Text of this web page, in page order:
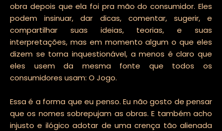
obra depois que ela foi pra mão do consumidor. Eles
podem insinuar, dar dicas, comentar, sugerir, e
compartilhar suas ideias, teorias, e suas
interpretações, mas em momento algum o que eles
dizem se torna inquestionável, a menos é claro que
eles usem da mesma fonte que todos os
consumidores usam: O Jogo.
Essa é a forma que eu penso. Eu não gosto de pensar
que os nomes sobrepujam as obras. E também acho
injusto e ilógico adotar de uma crença tão alienada